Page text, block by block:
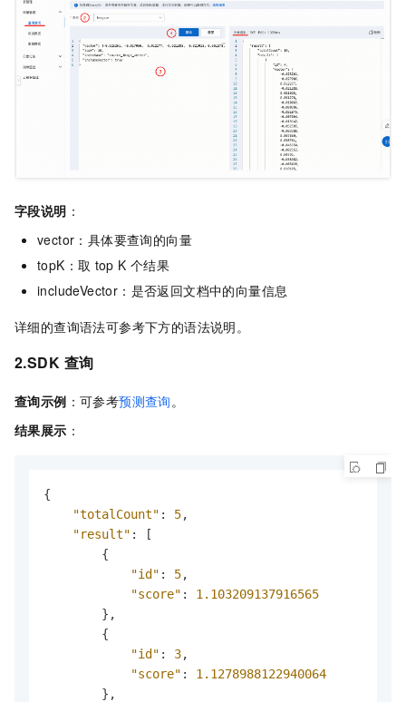
字段说明 ：
vector：具体要查询的向量
topK：取 top K 个结果
includeVector：是否返回文档中的向量信息
详细的查询语法可参考下方的语法说明。
2.SDK 查询
查询示例 ：可参考预测查询 。
结果展示 ：
{
"totalCount" : 5,
"result" :
[
{
"id" : 5,
"score" :
1.103209137916565
} ,
{
"id" : 3,
"score" :
1.1278988122940064
} ,